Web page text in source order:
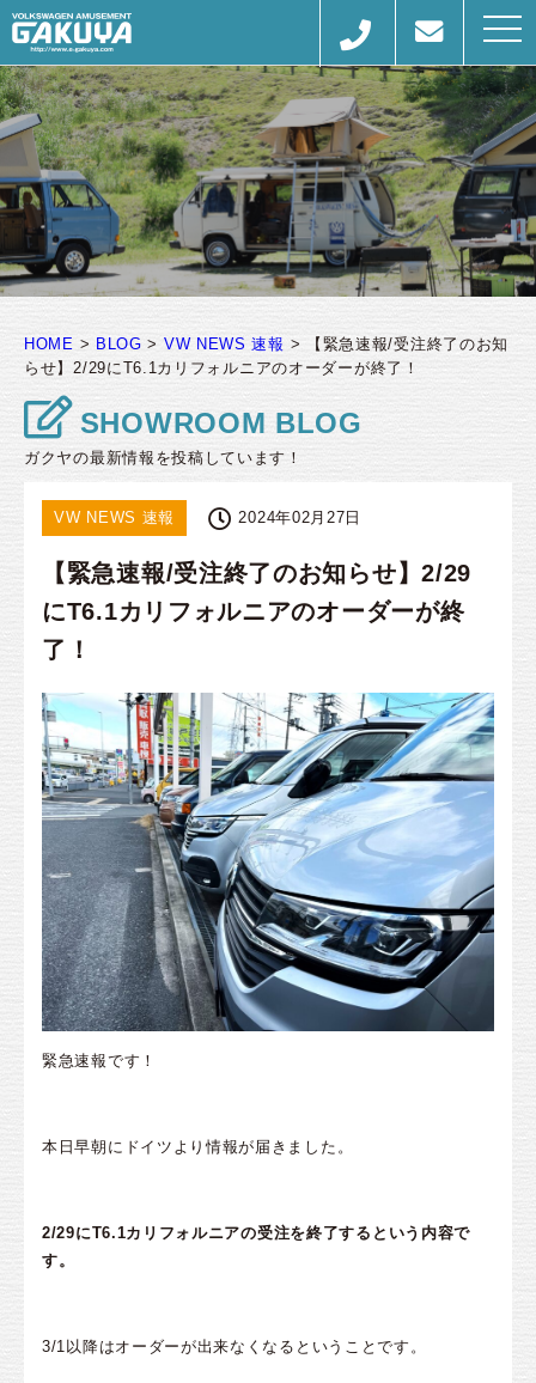
HOME > BLOG > VW NEWS 速報 >
【緊急速報/受注終了のお知
らせ】2/29にT6.1カリフォルニアのオーダーが終了！
SHOWROOM BLOG
ガクヤの最新情報を投稿しています！
VW NEWS 速報 2024年02月27日
【緊急速報/受注終了のお知らせ】2/29
にT6.1カリフォルニアのオーダーが終
了！
緊急速報です！
本日早朝にドイツより情報が届きました。
2/29にT6.1カリフォルニアの受注を終了するという内容で
す。
3/1以降はオーダーが出来なくなるということです。